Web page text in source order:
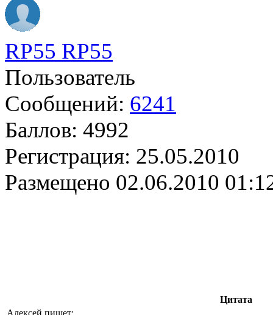
RP55 RP55
Пользователь
Сообщений: 6241
Баллов: 4992
Регистрация: 25.05.2010
Размещено 02.06.2010
Цитата
Алексей пишет: